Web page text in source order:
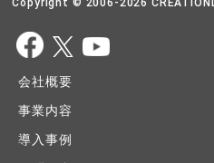
会社概要
事業内容
導入事例